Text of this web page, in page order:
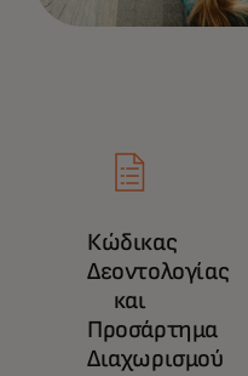
Κώδικας
Δεοντολογίας
και
Προσάρτημα
Διαχωρισμού‎